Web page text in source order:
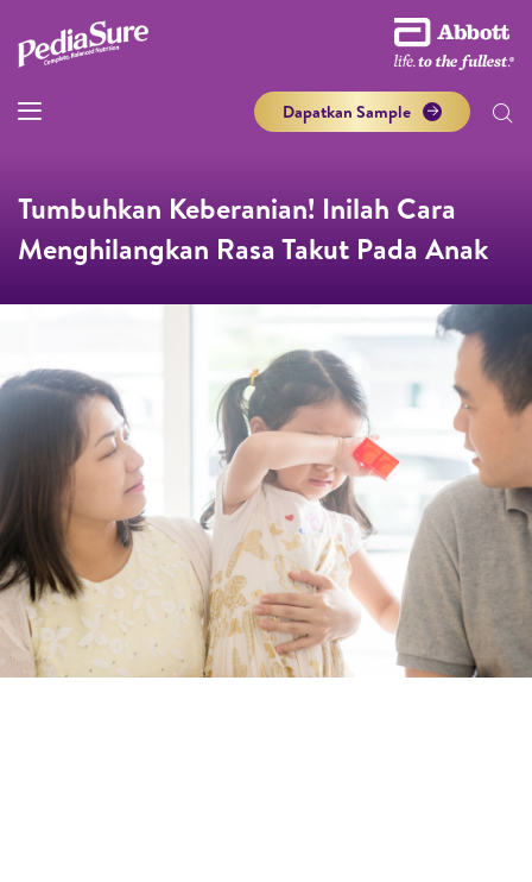
Dapatkan Sample
Tumbuhkan Keberanian! Inilah Cara
Menghilangkan Rasa Takut Pada Anak